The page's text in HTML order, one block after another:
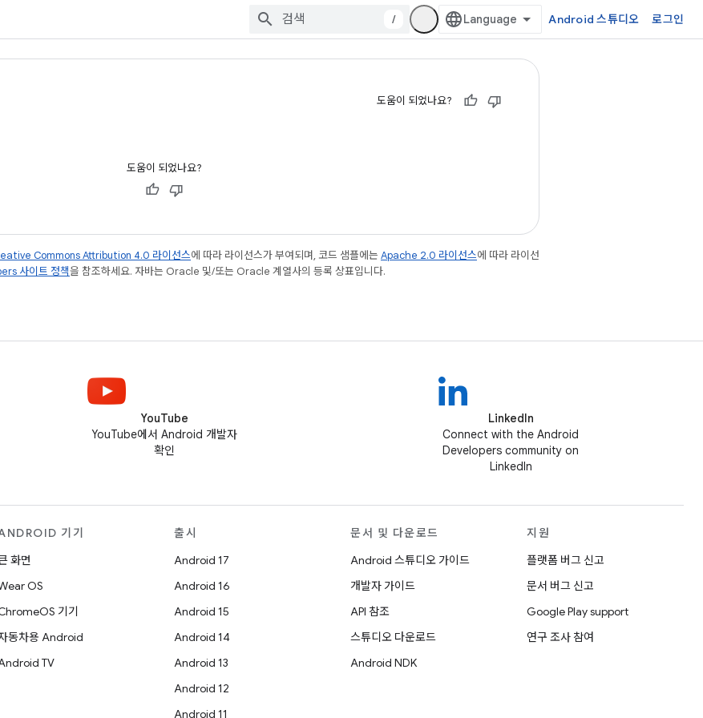
/ Android 스튜디오 로그인
도움이 되었나요?
도움이 되었나요?
Commons Attribution 4.0 라이선스에 따라 라이선스가 부여되며, 코드 샘플에는 Apache 2.0 라이선스에 따라 라이선
사이트 정책을 참조하세요. 자바는 Oracle 및/또는 Oracle 계열사의 등록 상표입니다.
YouTube
YouTube에서 Android 개발자
확인
LinkedIn
Connect with the Android
Developers community on
LinkedIn
기기
화면
OS
기기
동차용 Android
TV
출시
Android 17
Android 16
Android 15
Android 14
Android 13
Android 12
Android 11
문서 및 다운로드
Android 스튜디오 가이드
개발자 가이드
API 참조
스튜디오 다운로드
Android NDK
지원
플랫폼 버그 신고
문서 버그 신고
Google Play support
연구 조사 참여